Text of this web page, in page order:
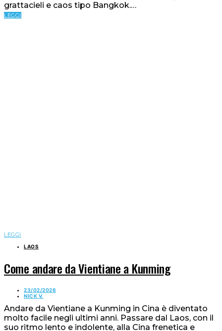
grattacieli e caos tipo Bangkok.…
LEGGI
LEGGI
LAOS
Come andare da Vientiane a Kunming
23/02/2026
NICK V.
Andare da Vientiane a Kunming in Cina è diventato
molto facile negli ultimi anni. Passare dal Laos, con il
suo ritmo lento e indolente, alla Cina frenetica e